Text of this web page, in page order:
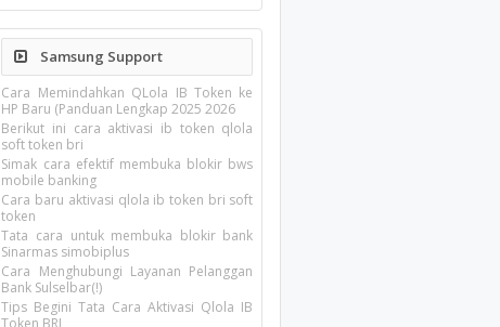
Samsung Support
Cara Memindahkan QLola IB Token ke
HP Baru (Panduan Lengkap 2025 2026
Berikut ini cara aktivasi ib token qlola
soft token bri
Simak cara efektif membuka blokir bws
mobile banking
Cara baru aktivasi qlola ib token bri soft
token
Tata cara untuk membuka blokir bank
Sinarmas simobiplus
Cara Menghubungi Layanan Pelanggan
Bank Sulselbar(!)
Tips Begini Tata Cara Aktivasi Qlola IB
Token BRI